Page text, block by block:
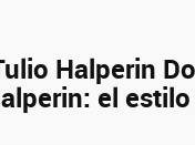
Halperin
el